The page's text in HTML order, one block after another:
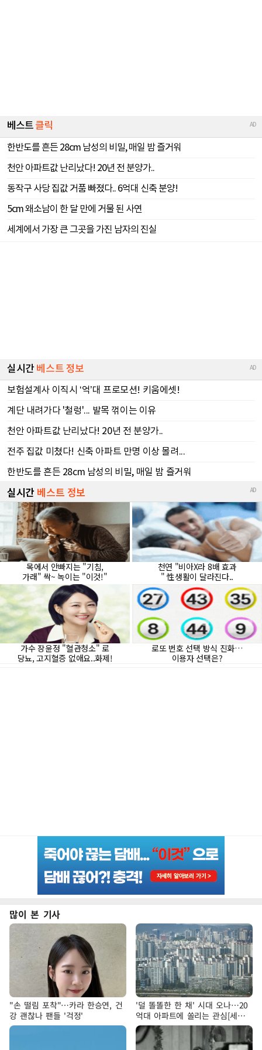
많이 본 기사
"손 떨림 포착"…카라 한승연, 건
강 괜찮나 팬들 '걱정'
'덜 똘똘한 한 채' 시대 오나…20
억대 아파트에 쏠리는 관심[세제
개편, 그 이후②]